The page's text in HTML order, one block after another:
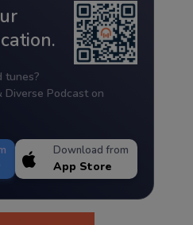
tunes?
Diverse Podcast on
Download from
App Store